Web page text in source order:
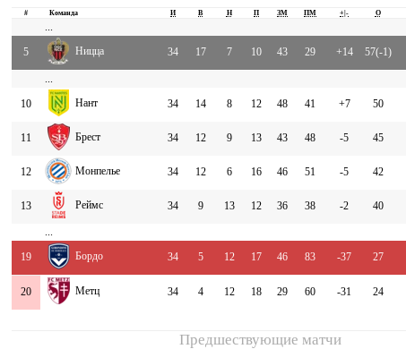
# Команда И В Н П ЗМ ПМ +|- О
...
5
Ницца 34 17 7 10 43 29 +14 57(-1)
...
10
Нант 34 14 8 12 48 41 +7 50
11 Брест 34 12 9 13 43 48 -5 45
12 Монпелье 34 12 6 16 46 51 -5 42
13 Реймс 34 9 13 12 36 38 -2 40
...
19
Бордо 34 5 12 17 46 83 -37 27
20 Метц 34 4 12 18 29 60 -31 24
Предшествующие матчи